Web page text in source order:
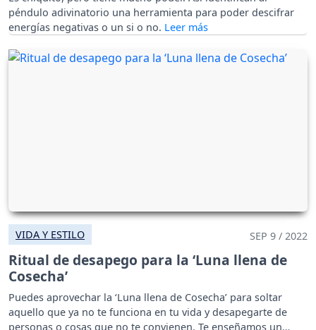
péndulo adivinatorio una herramienta para poder descifrar
energías negativas o un si o no.
VIDA Y ESTILO SEP 9 / 2022
Ritual de desapego para la ‘Luna llena de
Cosecha’
Puedes aprovechar la ‘Luna llena de Cosecha’ para soltar
aquello que ya no te funciona en tu vida y desapegarte de
personas o cosas que no te convienen. Te enseñamos un